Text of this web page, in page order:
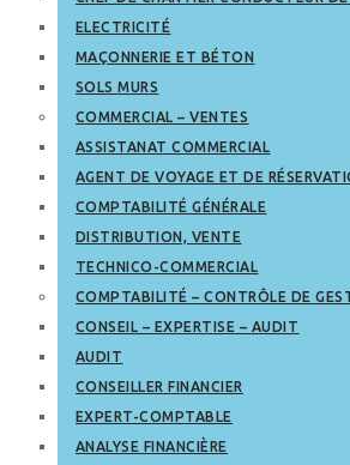
ELECTRICITÉ
MAÇONNERIE ET BÉTON
SOLS MURS
COMMERCIAL – VENTES
ASSISTANAT COMMERCIAL
AGENT DE VOYAGE ET DE
COMPTABILITÉ GÉNÉRALE
DISTRIBUTION, VENTE
TECHNICO-COMMERCIAL
COMPTABILITÉ – CONTRÔLE DE
CONSEIL – EXPERTISE – AUDIT
AUDIT
CONSEILLER FINANCIER
EXPERT-COMPTABLE
ANALYSE FINANCIÈRE